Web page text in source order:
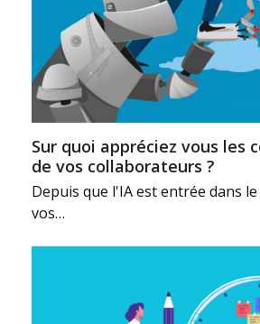
Sur quoi appréciez vous les
de vos collaborateurs ?
Depuis que l'IA est entrée dans
vos…